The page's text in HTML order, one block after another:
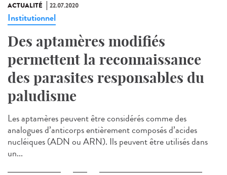
ACTUALITÉ 22.07.2020
Institutionnel
Des aptamères modifiés
permettent la reconnaissance
des parasites responsables du
paludisme
Les aptamères peuvent être considérés comme des
analogues d’anticorps entièrement composés d’acides
nucléiques (ADN ou ARN). Ils peuvent être utilisés dans
un...